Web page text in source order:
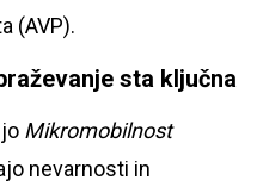
(AVP).
sta ključna
Mikromobilnost
nevarnosti in